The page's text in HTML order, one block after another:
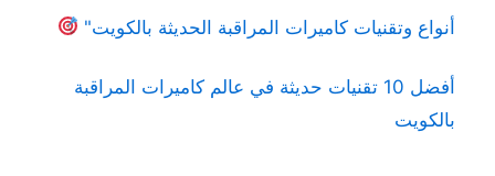
أنواع وتقنيات كاميرات المراقبة الحديثة بالكويت"
أفضل 10 تقنيات حديثة في عالم كاميرات المراقبة
بالكويت